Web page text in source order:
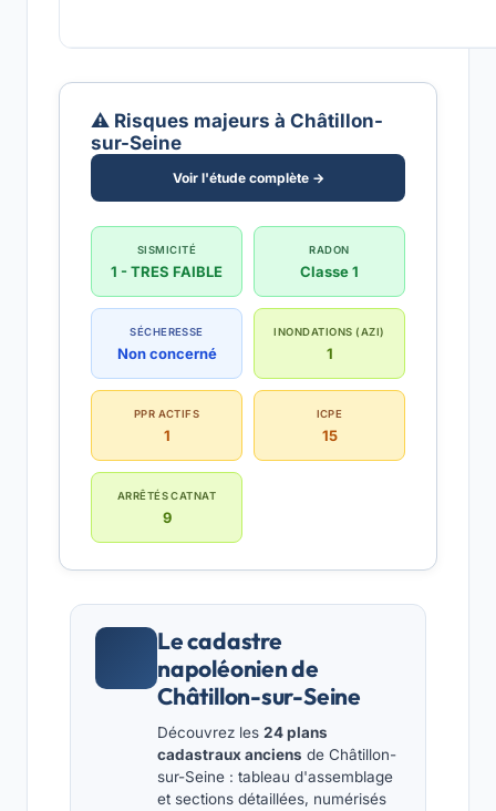
⚠️ Risques majeurs à Châtillon-
sur-Seine
Voir l'étude complète →
SISMICITÉ
1 - TRES FAIBLE
RADON
Classe 1
SÉCHERESSE
Non concerné
INONDATIONS (AZI)
1
PPR ACTIFS
1
ICPE
15
ARRÊTÉS CATNAT
9
Le cadastre
napoléonien de
Châtillon-sur-Seine
Découvrez les 24 plans
cadastraux anciens de Châtillon-
sur-Seine : tableau d'assemblage
et sections détaillées, numérisés